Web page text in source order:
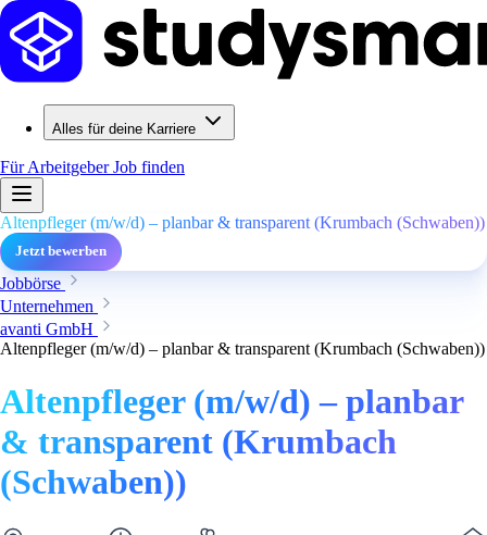
Alles für deine Karriere
Für ArbeitgeberJob finden
Altenpfleger (m/w/d) – planbar & transparent (Krumbach (Schwaben))
Jetzt bewerben
Jobbörse
Unternehmen
avanti GmbH
Altenpfleger (m/w/d) – planbar & transparent (Krumbach (Schwaben))
Altenpfleger (m/w/d) – planbar
& transparent (Krumbach
(Schwaben))